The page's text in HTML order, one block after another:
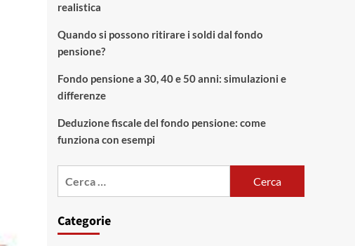
realistica
Quando si possono ritirare i soldi dal fondo
pensione?
Fondo pensione a 30, 40 e 50 anni: simulazioni e
differenze
Deduzione fiscale del fondo pensione: come
funziona con esempi
Categorie